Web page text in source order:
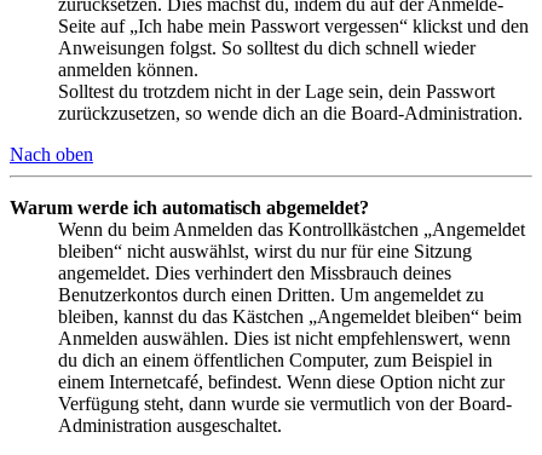
zurücksetzen. Dies machst du, indem du auf der Anmelde-
Seite auf „Ich habe mein Passwort vergessen“ klickst und den
Anweisungen folgst. So solltest du dich schnell wieder
anmelden können.
Solltest du trotzdem nicht in der Lage sein, dein Passwort
zurückzusetzen, so wende dich an die Board-Administration.
Nach oben
Warum werde ich automatisch abgemeldet?
Wenn du beim Anmelden das Kontrollkästchen „Angemeldet
bleiben“ nicht auswählst, wirst du nur für eine Sitzung
angemeldet. Dies verhindert den Missbrauch deines
Benutzerkontos durch einen Dritten. Um angemeldet zu
bleiben, kannst du das Kästchen „Angemeldet bleiben“ beim
Anmelden auswählen. Dies ist nicht empfehlenswert, wenn
du dich an einem öffentlichen Computer, zum Beispiel in
einem Internetcafé, befindest. Wenn diese Option nicht zur
Verfügung steht, dann wurde sie vermutlich von der Board-
Administration ausgeschaltet.